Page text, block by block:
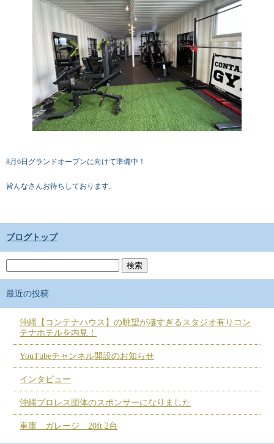
8月6日グランドオープンに向けて準備中！
皆んなさんお待ちしております。
ブログトップ
最近の投稿
沖縄【コンテナハウス】の眺望が凄すぎるスタジオ有りコン
テナホテルを内見！
YouTubeチャンネル開設のお知らせ
インタビュー
沖縄プロレス団体のスポンサーになりました
車庫 ガレージ 20ft 2台